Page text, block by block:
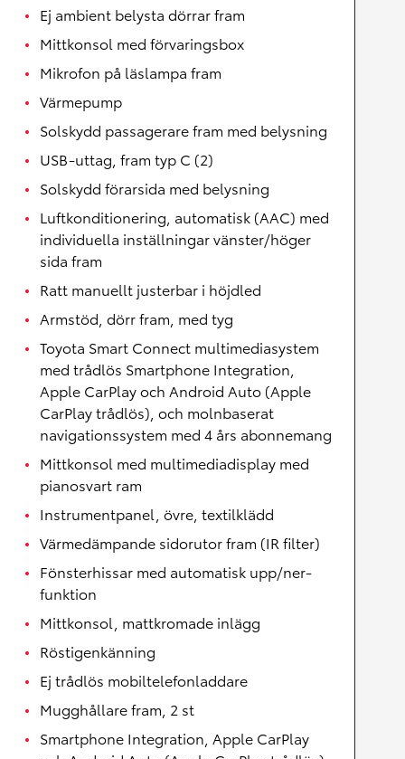
Ej ambient belysta dörrar fram
Mittkonsol med förvaringsbox
Mikrofon på läslampa fram
Värmepump
Solskydd passagerare fram med belysning
USB-uttag, fram typ C (2)
Solskydd förarsida med belysning
Luftkonditionering, automatisk (AAC) med
individuella inställningar vänster/höger
sida fram
Ratt manuellt justerbar i höjdled
Armstöd, dörr fram, med tyg
Toyota Smart Connect multimediasystem
med trådlös Smartphone Integration,
Apple CarPlay och Android Auto (Apple
CarPlay trådlös), och molnbaserat
navigationssystem med 4 års abonnemang
Mittkonsol med multimediadisplay med
pianosvart ram
Instrumentpanel, övre, textilklädd
Värmedämpande sidorutor fram (IR filter)
Fönsterhissar med automatisk upp/ner-
funktion
Mittkonsol, mattkromade inlägg
Röstigenkänning
Ej trådlös mobiltelefonladdare
Mugghållare fram, 2 st
Smartphone Integration, Apple CarPlay